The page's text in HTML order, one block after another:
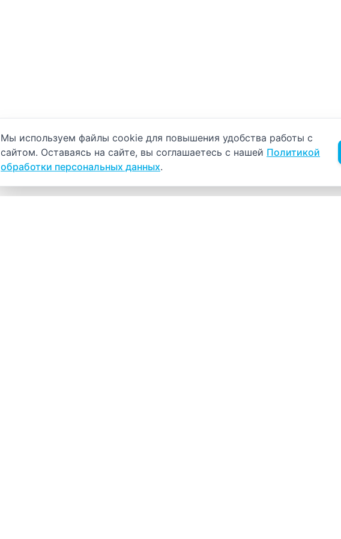
Уведомление об использовании cookie
Мы используем файлы cookie для повышения удобства работы с
сайтом. Оставаясь на сайте, вы соглашаетесь с нашей Политикой
обработки персональных данных.